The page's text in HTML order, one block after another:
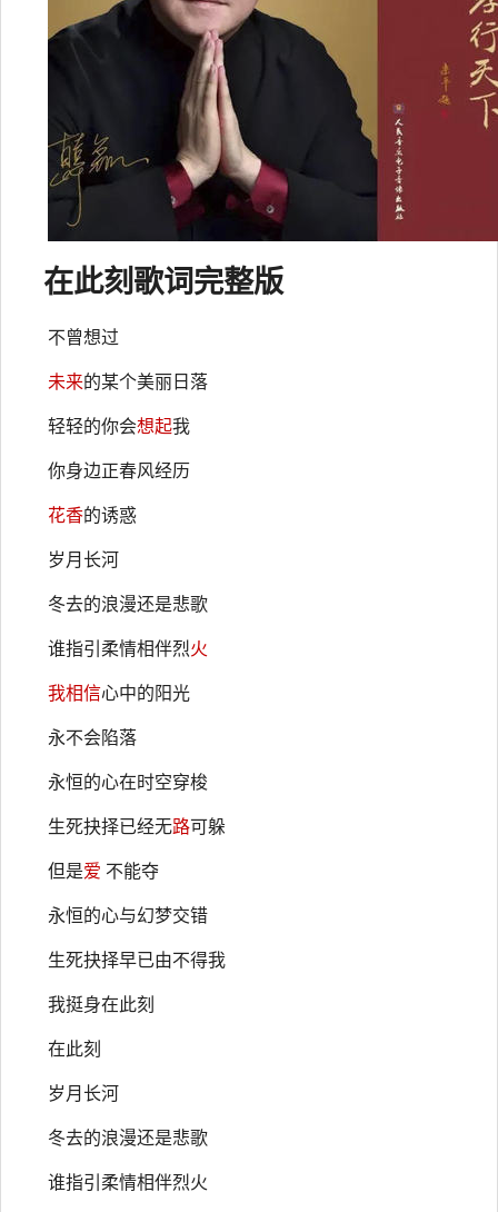
在此刻歌词完整版
不曾想过
未来的某个美丽日落
轻轻的你会想起我
你身边正春风经历
花香的诱惑
岁月长河
冬去的浪漫还是悲歌
谁指引柔情相伴烈火
我相信心中的阳光
永不会陷落
永恒的心在时空穿梭
生死抉择已经无路可躲
但是爱 不能夺
永恒的心与幻梦交错
生死抉择早已由不得我
我挺身在此刻
在此刻
岁月长河
冬去的浪漫还是悲歌
谁指引柔情相伴烈火